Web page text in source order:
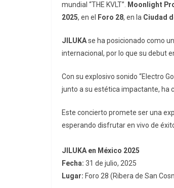
mundial “THE KVLT”.
Moonlight
2025, en el Foro 28, en la Ciudad
JILUKAse ha posicionado como
internacional, por lo que su debut
Con su explosivo sonido “Electro
junto a su estética impactante, ha
Este concierto promete ser una
esperando disfrutar en vivo de
JILUKA en México 2025
Fecha: 31 de julio, 2025
Lugar: Foro 28 (Ribera de San